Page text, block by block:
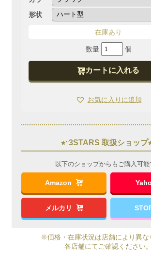
形状
在庫あり
ッ
プ
ヌ
ブ
シ
ム
薄
カートに入れる
お気に入りに追加
3STARS 取扱ショップ
以下のショップからもご購入可能
Amazon
メルカリ
※価格・在庫状況は店舗により異な
各店舗にてご確認ください。